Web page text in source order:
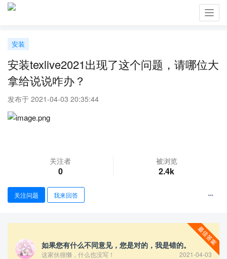
安装
安装texlive2021出现了这个问题，请哪位大
拿给说说咋办？
发布于 2021-04-03 20:35:44
关注者
0
被浏览
2.4k
关注问题 我来回答
如果您有什么不同意见，您是对的，我是错的。
2021-04-03
这家伙很懒，什么也没写！